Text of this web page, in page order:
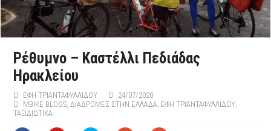
Ρέθυμνο – Καστέλλι Πεδιάδας
Ηρακλείου
ΈΦΗ ΤΡΙΑΝΤΑΦΥΛΛΊΔΟΥ
24/07/2020
MBIKE BLOGS,ΔΙΑΔΡΟΜΕΣ ΣΤΗΝ ΕΛΛΑΔΑ, ΈΦΗ ΤΡΙΑΝΤΑΦΥΛΛΊΔΟΥ,
ΤΑΞΙΔΙΩΤΙΚΑ